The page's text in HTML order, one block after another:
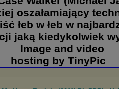
oszałamiający
łeb w łeb w
jaką kiedykolwiek